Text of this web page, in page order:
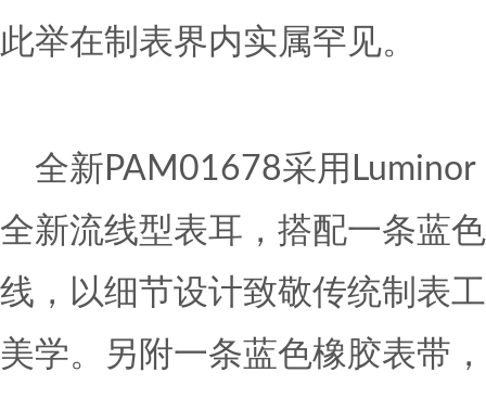
此举在制表界内实属罕见。
全新PAM01678采用
全新流线型表耳，搭配一条蓝
线，以细节设计致敬传统制表
美学。另附一条蓝色橡胶表带